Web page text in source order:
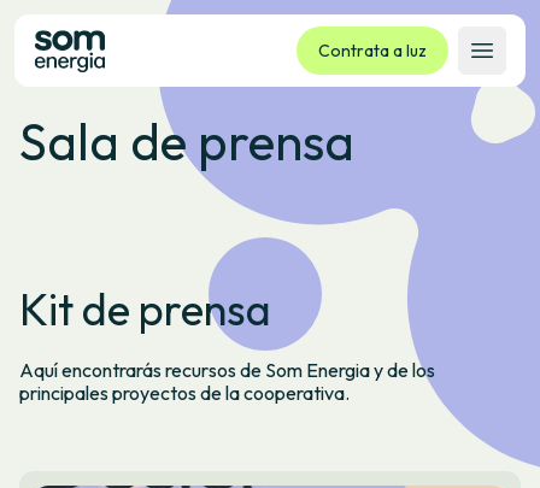
Contrata a luz
Abrir
Tarifas
La cooperativa
Contacto
Trámites
Oficina virtual
Sala de prensa
Kit de prensa
Aquí encontrarás recursos de Som Energia y de los
principales proyectos de la cooperativa.